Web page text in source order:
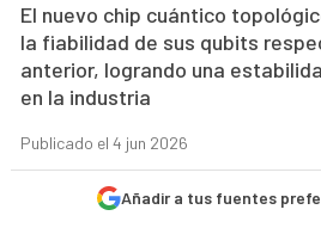
El nuevo chip cuántico
la fiabilidad de sus qubits
anterior, logrando una
en la industria
Publicado el 4 jun 2026
Añadir a tus fuentes